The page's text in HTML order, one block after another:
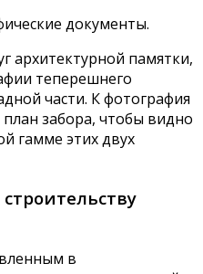
документы.
архитектурной памятки,
теперешнего
части. К фотография
забора, чтобы видно
гамме этих двух
в